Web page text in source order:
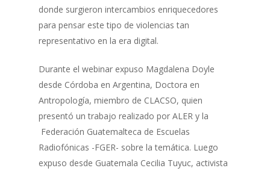
donde surgieron intercambios enriquecedores
para pensar este tipo de violencias tan
representativo en la era digital.
Durante el webinar expuso Magdalena Doyle
desde Córdoba en Argentina, Doctora en
Antropología, miembro de CLACSO, quien
presentó un trabajo realizado por ALER y la
Federación Guatemalteca de Escuelas
Radiofónicas -FGER- sobre la temática. Luego
expuso desde Guatemala Cecilia Tuyuc, activista